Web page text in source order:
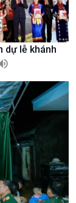
dự lễ khánh